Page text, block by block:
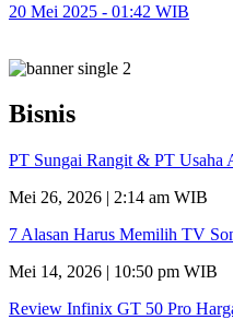
20 Mei 2025 - 01:42 WIB
Bisnis
PT Sungai Rangit & PT Usaha
Mei 26, 2026 | 2:14 am WIB
7 Alasan Harus Memilih TV
Mei 14, 2026 | 10:50 pm WIB
Review Infinix GT 50 Pro